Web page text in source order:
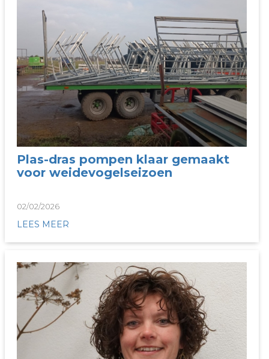
Plas-dras pompen klaar gemaakt
voor weidevogelseizoen
02/02/2026
LEES MEER